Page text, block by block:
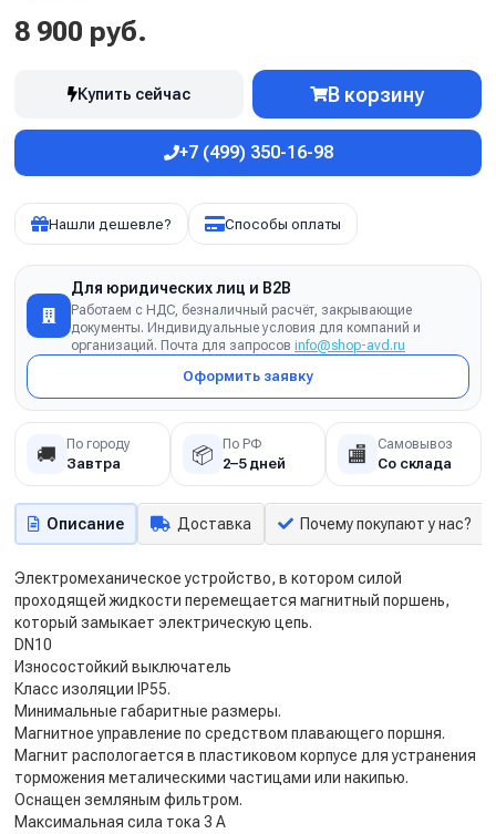
8 900 руб.
Купить сейчас В корзину
+7 (499) 350-16-98
Нашли дешевле? Способы оплаты
Для юридических лиц и B2B
Работаем с НДС, безналичный расчёт, закрывающие
документы. Индивидуальные условия для компаний и
организаций. Почта для запросов info@shop-avd.ru
Оформить заявку
🚚 По городу
Завтра 📦 По РФ
2–5 дней 🏬 Самовывоз
Со склада
Описание Доставка Почему покупают у нас?
Электромеханическое устройство, в котором силой
проходящей жидкости перемещается магнитный поршень,
который замыкает электрическую цепь.
DN10
Износостойкий выключатель
Класс изоляции IP55.
Минимальные габаритные размеры.
Магнитное управление по средством плавающего поршня.
Магнит распологается в пластиковом корпусе для устранения
торможения металическими частицами или накипью.
Оснащен земляным фильтром.
Максимальная сила тока 3 A